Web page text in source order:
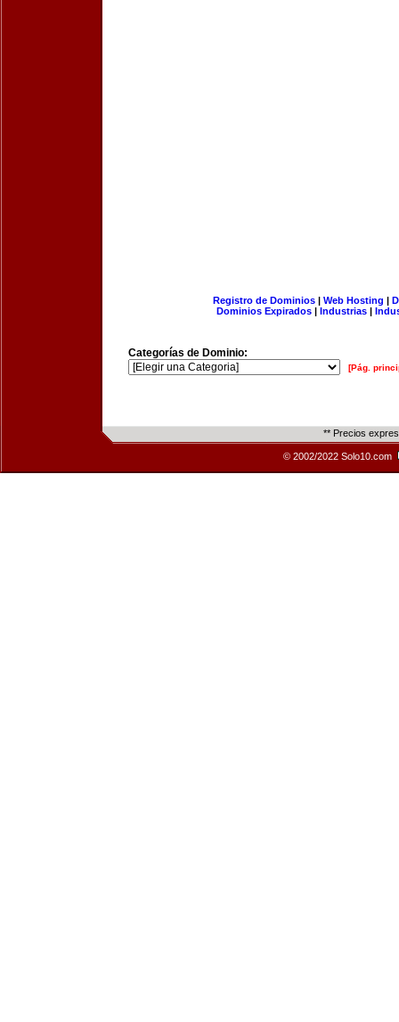
Registro de Dominios| Web Hosting |
Dominios Expirados | Industrias |
Categorías de Dominio:
[Pág.
** Precios
© 2002/2022 Solo10.com